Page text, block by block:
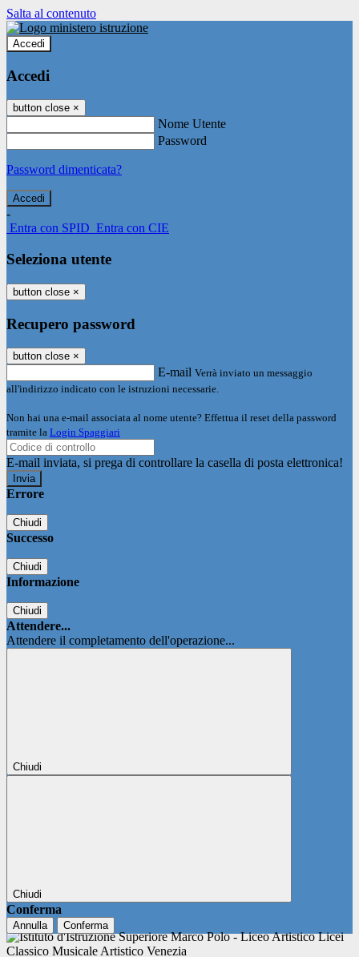
Salta al contenuto
Accedi
Accedi
button close ×
Nome Utente
Password
Password dimenticata?
-
Entra con SPID Entra con CIE
Seleziona utente
button close ×
Recupero password
button close ×
E-mail Verrà inviato un messaggio
all'indirizzo indicato con le istruzioni necessarie.
Non hai una e-mail associata al nome utente? Effettua il reset della password
tramite la Login Spaggiari
E-mail inviata, si prega di controllare la casella di posta elettronica!
Errore
Chiudi
Successo
Chiudi
Informazione
Chiudi
Attendere...
Attendere il completamento dell'operazione...
Chiudi
Chiudi
Conferma
Annulla Conferma